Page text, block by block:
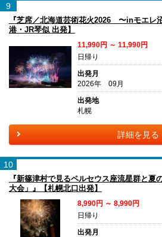
9
『芝席／北海道芸術花火2026 〜inモエレ
港・JR琴似 出発】
11,990円 ～ 11,990円
日帰り
出発月
2026年 09月
出発地
札幌
詳細を見る
10
『新篠津村で見るペルセウス座流星群と夏
大会」』【札幌北口出発】
8,990円 ～ 8,990円
日帰り
出発月